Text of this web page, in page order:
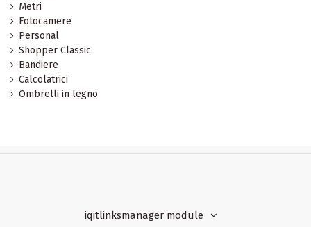
Metri
Fotocamere
Personal
Shopper Classic
Bandiere
Calcolatrici
Ombrelli in legno
iqitlinksmanager module